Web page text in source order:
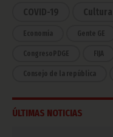
COVID-19 Cultura
Economía Gente GE
CongresoPDGE FIJA
Consejo de la república
ÚLTIMAS NOTICIAS